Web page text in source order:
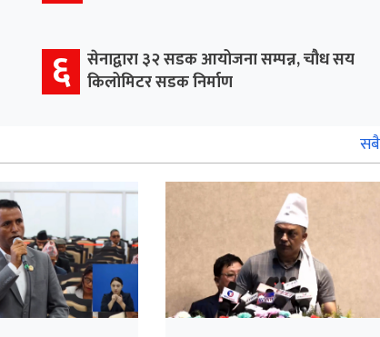
६ सेनाद्वारा ३२ सडक आयोजना सम्पन्न, चौध सय
किलोमिटर सडक निर्माण
सबै